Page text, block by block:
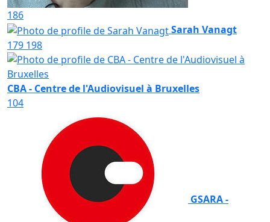
186
Sarah Vanagt
179 198
CBA - Centre de l'Audiovisuel à Bruxelles
104
GSARA -